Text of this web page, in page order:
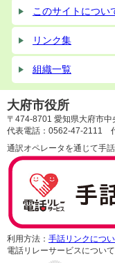
このサイトについ
リンク集
組織一覧
大府市役所
〒474-8701 愛知県大府市中
代表電話：0562-47-2111
通訳オペレータを通じて手
利用方法： 手話リンクにつ
電話リレーサービスについて